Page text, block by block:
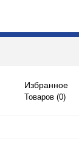
Избранное
Товаров (0)